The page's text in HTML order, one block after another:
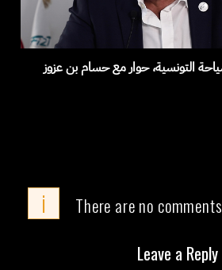
التونسية، حوار مع حسام بن عزوز
i There are no comments
Leave a Reply